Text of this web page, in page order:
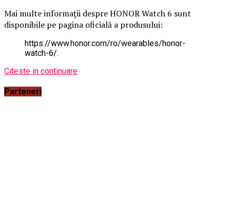
Mai multe informații despre HONOR Watch 6 sunt
disponibile pe pagina oficială a produsului:
https://www.honor.com/ro/wearables/honor-
watch-6/.
Citeste in continuare
Parteneri